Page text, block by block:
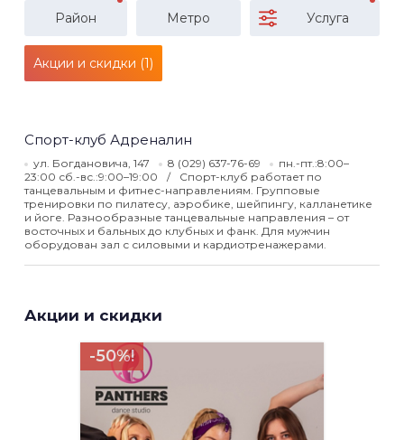
Район Метро Услуга
Акции и скидки (1)
Спорт-клуб Адреналин
ул. Богдановича, 147 8 (029) 637-76-69
пн.-пт.:8:00–
23:00 сб.-вс.:9:00–19:00
Спорт-клуб работает по
танцевальным и фитнес-направлениям. Групповые
тренировки по пилатесу, аэробике, шейпингу, калланетике
и йоге. Разнообразные танцевальные направления – от
восточных и бальных до клубных и фанк. Для мужчин
оборудован зал с силовыми и кардиотренажерами.
Акции и скидки
-50%!